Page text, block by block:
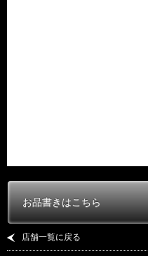
お品書きはこちら
店舗一覧に戻る